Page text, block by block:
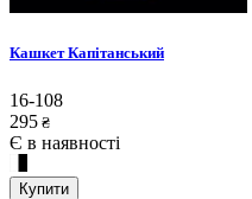
Кашкет Капітанський
16-108
295 ₴
Є в наявності
Купити